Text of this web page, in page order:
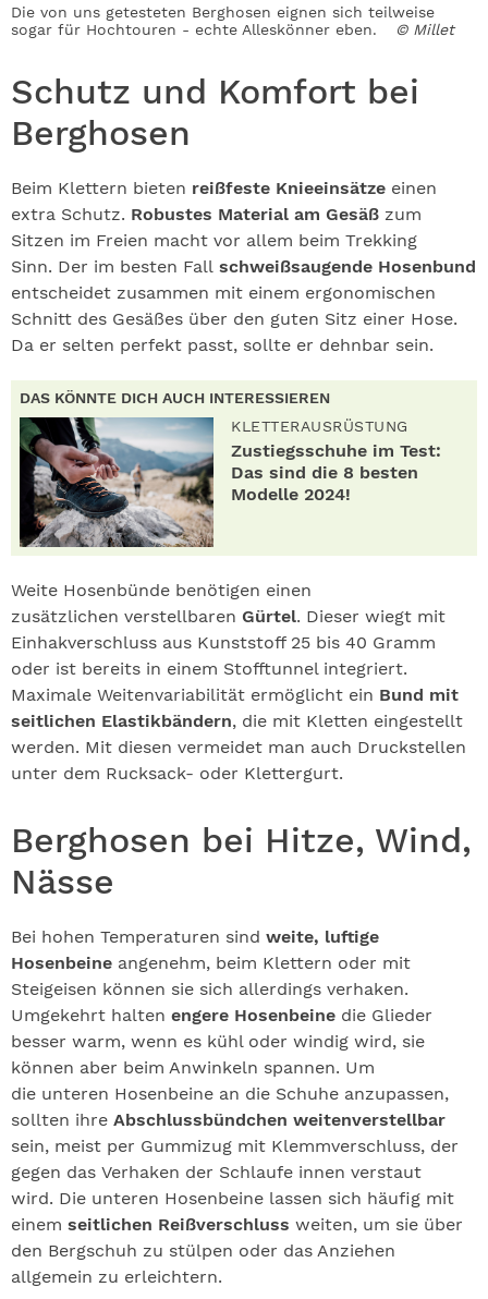
Die von uns getesteten Berghosen eignen sich teilweise
sogar für Hochtouren - echte Alleskönner eben.
© Millet
Schutz und Komfort bei
Berghosen
Beim Klettern bieten reißfeste Knieeinsätze einen
extra Schutz. Robustes Material am Gesäß zum
Sitzen im Freien macht vor allem beim Trekking
Sinn. Der im besten Fall schweißsaugende Hosenbund
entscheidet zusammen mit einem ergonomischen
Schnitt des Gesäßes über den guten Sitz einer Hose.
Da er selten perfekt passt, sollte er dehnbar sein.
DAS KÖNNTE DICH AUCH INTERESSIEREN
KLETTERAUSRÜSTUNG
Zustiegsschuhe im Test:
Das sind die 8 besten
Modelle 2024!
Weite Hosenbünde benötigen einen
zusätzlichen verstellbaren Gürtel. Dieser wiegt mit
Einhakverschluss aus Kunststoff 25 bis 40 Gramm
oder ist bereits in einem Stofftunnel integriert.
Maximale Weitenvariabilität ermöglicht ein Bund mit
seitlichen Elastikbändern, die mit Kletten eingestellt
werden. Mit diesen vermeidet man auch Druckstellen
unter dem Rucksack- oder Klettergurt.
Berghosen bei Hitze, Wind,
Nässe
Bei hohen Temperaturen sind weite, luftige
Hosenbeine angenehm, beim Klettern oder mit
Steigeisen können sie sich allerdings verhaken.
Umgekehrt halten engere Hosenbeine die Glieder
besser warm, wenn es kühl oder windig wird, sie
können aber beim Anwinkeln spannen. Um
die unteren Hosenbeine an die Schuhe anzupassen,
sollten ihre Abschlussbündchen weitenverstellbar
sein, meist per Gummizug mit Klemmverschluss, der
gegen das Verhaken der Schlaufe innen verstaut
wird. Die unteren Hosenbeine lassen sich häufig mit
einem seitlichen Reißverschluss weiten, um sie über
den Bergschuh zu stülpen oder das Anziehen
allgemein zu erleichtern.